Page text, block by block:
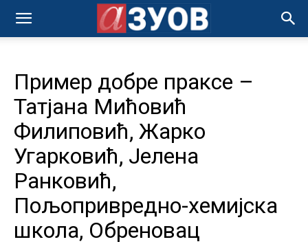
Пример добре праксе –
Татјана Мићовић
Филиповић, Жарко
Угарковић, Јелена
Ранковић,
Пољопривредно-хемијска
школа, Обреновац